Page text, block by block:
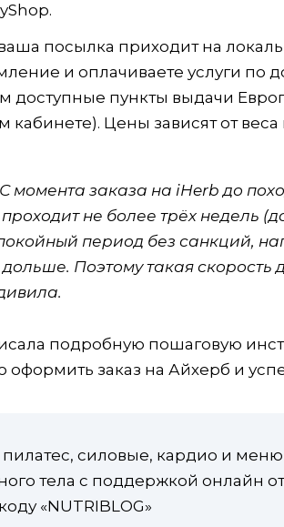
посылка приходит на
и оплачиваете услуги по
доступные пункты выдачи
кабинете). Цены зависят от веса
момента заказа на iHerb до
не более трёх недель
период без санкций,
Поэтому такая скорость
подробную пошаговую
оформить заказ на Айхерб и
пилатес, силовые, кардио и
тела с поддержкой онлайн
«NUTRIBLOG»